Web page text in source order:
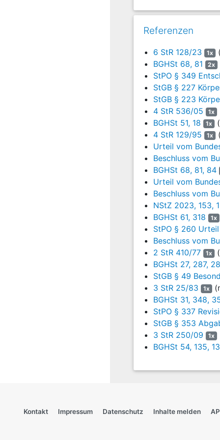
Gleichwohl unternahm
und Kind nahm sie dabei
5
In der Folge
gewährleistet war.
die Plazentitis
verbunden war. Unter
im Krankenhaus
Krankenhaus zur
„überflüssigen
6
2. Das Landgericht
und der
ihrer Missachtung
gefassten Entschluss
Angeklagte mit dem
Existenzängste des
von ihr als möglich
7 1. Die
8 2. Der
9 Das Landgericht
ungeborenen
10 a) Eines
Ausgangs
Verursachung des
März 2006 ‒4 StR
verwirklicht werden,
gebotene ärztliche
Durchführung einer
Referenzen
6 StR 128/23 1x
BGHSt 68, 81
2x
StPO § 349
StGB § 227
StGB § 223
4 StR 536/05 1x
BGHSt 51, 18
1x
4 StR 129/95
1x
Urteil vom
Beschluss vom
BGHSt 68, 81, 84
Urteil vom
Beschluss vom
NStZ 2023, 153,
BGHSt 61, 318
1x
StPO § 260 Urteil
Beschluss vom
2 StR 410/77 1x
BGHSt 27, 287,
StGB § 49
3 StR 25/83 1x
BGHSt 31, 348,
StPO § 337
StGB § 353
3 StR 250/09 1x
BGHSt 54, 135,
Kontakt Impressum Datenschutz Inhalte melden